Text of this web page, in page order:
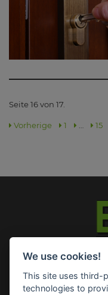
Seite 16 von 17.
Vorherige 1 … 15
Impressum
We use cookies!
This site uses third-
technologies to